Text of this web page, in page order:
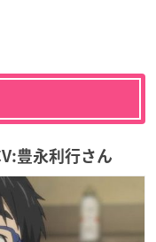
豊永利行さん